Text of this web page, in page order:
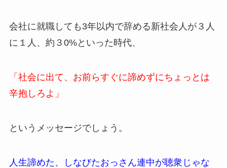
会社に就職しても3年以内で辞める新社会人が３人
に１人、約３0%といった時代、
「社会に出て、お前らすぐに諦めずにちょっとは
辛抱しろよ」
というメッセージでしょう。
人生諦めた、しなびたおっさん連中が聴衆じゃな